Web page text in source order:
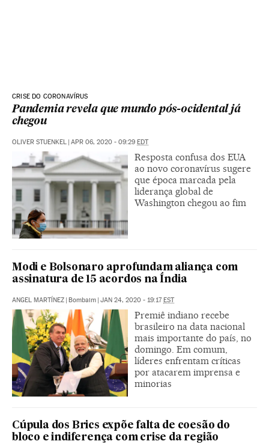
CRISE DO CORONAVÍRUS
Pandemia revela que mundo pós-ocidental já
chegou
OLIVER STUENKEL APR 06, 2020 - 09:29 EDT
Resposta confusa dos EUA
ao novo coronavírus sugere
que época marcada pela
liderança global de
Washington chegou ao fim
Modi e Bolsonaro aprofundam aliança com
assinatura de 15 acordos na Índia
ANGEL MARTÍNEZ Bombaim JAN 24, 2020 - 19:17 EST
Premiê indiano recebe
brasileiro na data nacional
mais importante do país, no
domingo. Em comum,
líderes enfrentam críticas
por atacarem imprensa e
minorias
Cúpula dos Brics expõe falta de coesão do
bloco e indiferença com crise da região